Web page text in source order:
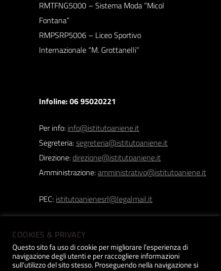
RMTFNG5000 – Sistema Moda “Micol
Fontana”
RMPSRP5006 – Liceo Sportivo
Internazionale “M. Grottanelli”
Infoline: 06 95020221
Per info: info@istitutoaniene.it
Segreteria:segreteria@istitutoaniene.it
Direzione: direzione@istitutoaniene.it
Amministrazione:amministrativo@istitutoaniene.it
PEC: istitutoanienesrl@legalmail.it
Istituto Aniene srl | Copyright 2019 © | P.iva:
COOKIES & PRIVACY
Questo sito fa uso di cookie per migliorare l’esperienza di
navigazione degli utenti e per raccogliere informazioni
sull’utilizzo del sito stesso. Proseguendo nella navigazione si